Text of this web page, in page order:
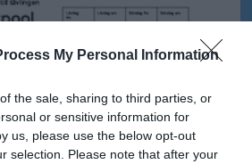
My Personal Information
the sale, sharing to third parties, or
or sensitive information for
us, please use the below opt-out
selection. Please note that after your